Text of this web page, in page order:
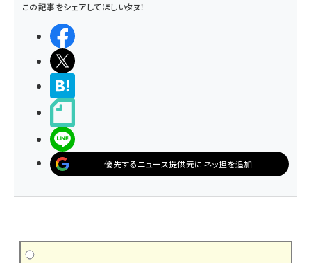
この記事をシェアしてほしいタヌ！
優先するニュース提供元にネッ担を追加